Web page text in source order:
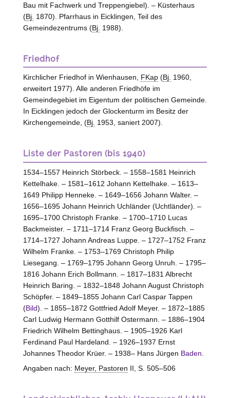
Bau mit Fachwerk und Treppengiebel). – Küsterhaus
(Bj. 1870). Pfarrhaus in Eicklingen, Teil des
Gemeindezentrums (Bj. 1988).
Friedhof
Kirchlicher Friedhof in Wienhausen, FKap(Bj. 1960,
erweitert 1977). Alle anderen Friedhöfe im
Gemeindegebiet im Eigentum der politischen Gemeinde.
In Eicklingen jedoch der Glockenturm im Besitz der
Kirchengemeinde, (Bj. 1953, saniert 2007).
Liste der Pastoren (bis 1940)
1534–1557 Heinrich Störbeck. – 1558–1581 Heinrich
Kettelhake. – 1581–1612 Johann Kettelhake. – 1613–
1649 Philipp Henneke. – 1649–1656 Johann Walter. –
1656–1695 Johann Heinrich Uchländer (Uchtländer). –
1695–1700 Christoph Franke. – 1700–1710 Lucas
Backmeister. – 1711–1714 Franz Georg Buckfisch. –
1714–1727 Johann Andreas Luppe. – 1727–1752 Franz
Wilhelm Franke. – 1753–1769 Christoph Philip
Liesegang. – 1769–1795 Johann Georg Unruh. – 1795–
1816 Johann Erich Bollmann. – 1817–1831 Albrecht
Heinrich Baring. – 1832–1848 Johann August Christoph
Schöpfer. – 1849–1855 Johann Carl Caspar Tappen
(Bild). – 1855–1872 Gottfried Adolf Meyer. – 1872–1885
Carl Ludwig Hermann Gotthilf Ostermann. – 1886–1904
Friedrich Wilhelm Bettinghaus. – 1905–1926 Karl
Ferdinand Paul Hardeland. – 1926–1937 Ernst
Johannes Theodor Krüer. – 1938– Hans Jürgen Baden
Angaben nach: Meyer, Pastoren II, S. 505–506